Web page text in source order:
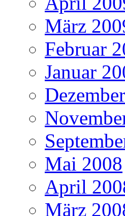
März
Februar
Januar
Mai 2008
April
März